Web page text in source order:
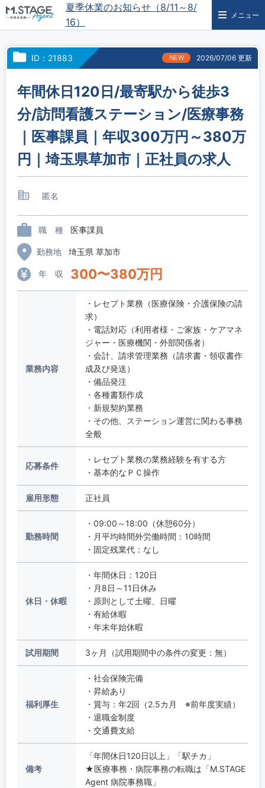
夏季休業のお知らせ（8/11～8/
16）
メニュー
ID：21883 NEW 2026/07/06 更新
年間休日120日/最寄駅から徒歩3
分/訪問看護ステーション/医療事務
｜医事課員｜年収300万円～380万
円｜埼玉県草加市｜正社員の求人
匿名
職 種 医事課員
勤務地 埼玉県 草加市
年 収 300〜380万円
業務内容
・レセプト業務（医療保険・介護保険の請
求）
・電話対応（利用者様・ご家族・ケアマネ
ジャー・医療機関・外部関係者）
・会計、請求管理業務（請求書・領収書作
成及び発送）
・備品発注
・各種書類作成
・新規契約業務
・その他、ステーション運営に関わる事務
全般
応募条件
・レセプト業務の業務経験を有する方
・基本的なＰＣ操作
雇用形態 正社員
勤務時間
・09:00～18:00（休憩60分）
・月平均時間外労働時間：10時間
・固定残業代：なし
休日・休暇
・年間休日：120日
・月8日～11日休み
・原則として土曜、日曜
・有給休暇
・年末年始休暇
試用期間 3ヶ月（試用期間中の条件の変更：無）
福利厚生
・社会保険完備
・昇給あり
・賞与：年2回（2.5カ月 ※前年度実績）
・退職金制度
・交通費支給
備考
「年間休日120日以上」「駅チカ」
★医療事務・病院事務の転職は「M.STAGE
Agent 病院事務職」